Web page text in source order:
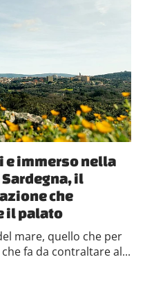
e immerso nella
il
che
il palato
mare, quello che per
fa da contraltare al...